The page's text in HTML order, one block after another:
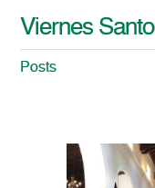
Viernes Santo
Posts